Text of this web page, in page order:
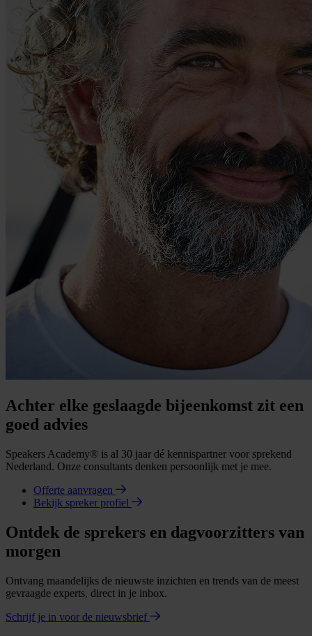
Achter elke geslaagde bijeenkomst zit een
goed advies
Speakers Academy® is al 30 jaar dé kennispartner voor sprekend
Nederland. Onze consultants denken persoonlijk met je mee.
Offerte aanvragen
Bekijk spreker profiel
Ontdek de sprekers en dagvoorzitters van
morgen
Ontvang maandelijks de nieuwste inzichten en trends van de meest
gevraagde experts, direct in je inbox.
Schrijf je in voor de nieuwsbrief